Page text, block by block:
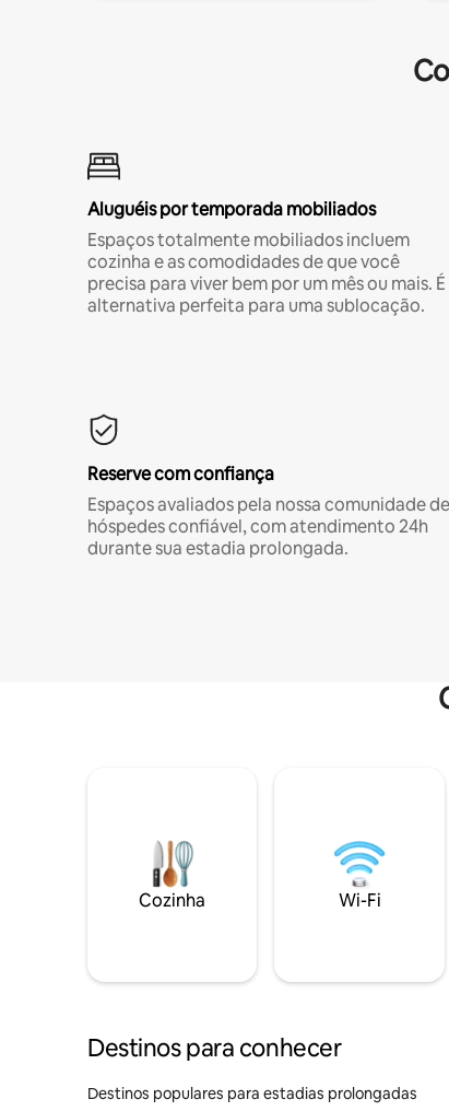
Aluguéis por temporada mobiliados
Espaços totalmente mobiliados incluem
cozinha e as comodidades de que você
precisa para viver bem por um mês ou mais. É
alternativa perfeita para uma sublocação.
Reserve com confiança
Espaços avaliados pela nossa comunidade de
hóspedes confiável, com atendimento 24h
durante sua estadia prolongada.
Cozinha Wi-Fi
Destinos para conhecer
Destinos populares para estadias prolongadas